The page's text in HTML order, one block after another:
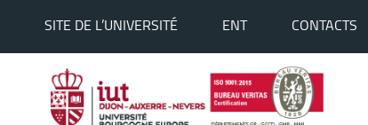
SITE DE L’UNIVERSITÉ ENT CONTACTS